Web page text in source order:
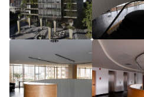
Reglamento de
Programa de Magíster